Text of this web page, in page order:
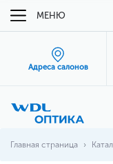
МЕНЮ
Адреса салонов
Главная страница